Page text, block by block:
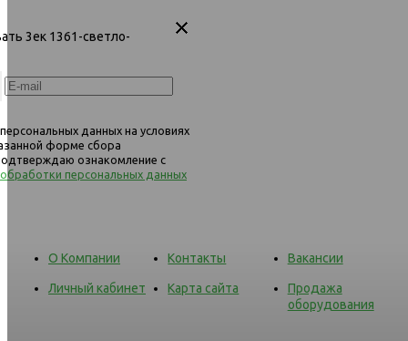
3ек 1361-светло-
данных на условиях
форме сбора
ознакомление с
персональных данных
О Компании Контакты Вакансии
Личный кабинет Карта сайта
Продажа
оборудования